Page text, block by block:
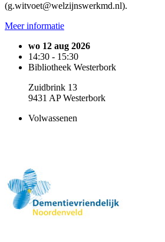
(g.witvoet@welzijnswerkmd.nl).
Meer informatie
wo 12 aug 2026
14:30 - 15:30
Bibliotheek Westerbork
Zuidbrink 13
9431 AP Westerbork
Volwassenen